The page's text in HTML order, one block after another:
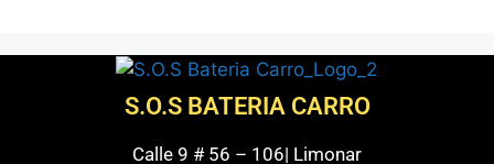
S.O.S BATERIA CARRO
Calle 9 # 56 – 106| Limonar